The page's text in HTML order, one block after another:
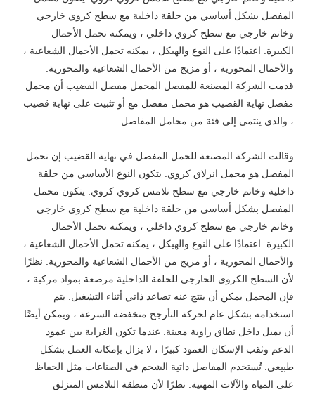
المفصل بشكل أساسي من حلقة داخلية مع سطح كروي خارجي
وخاتم خارجي مع سطح كروي داخلي ، ويمكنه تحمل الأحمال
الكبيرة. اعتمادًا على النوع والهيكل ، يمكنه تحمل الأحمال الشعاعية ،
والأحمال المحورية ، أو مزيج من الأحمال الشعاعية والمحورية.
قدمت الشركة المصنعة للمفصل المحمل مفصل القضيب أن محمل
مفصل نهاية القضيب هو محمل مفصل مع أو تثبيت على نهاية قضيب
، والذي ينتمي إلى فئة من محامل المفاصل.
وقالت الشركة المصنعة للحمل المفصل في نهاية القضيب إن تحمل
المفصل هو محمل انزلاق كروي. يتكون النوع الأساسي من حلقة
داخلية وخاتم خارجي مع سطح تلامس كروي كروي. يتكون محمل
المفصل بشكل أساسي من حلقة داخلية مع سطح كروي خارجي
وخاتم خارجي مع سطح كروي داخلي ، ويمكنه تحمل الأحمال
الكبيرة. اعتمادًا على النوع والهيكل ، يمكنه تحمل الأحمال الشعاعية ،
والأحمال المحورية ، أو مزيج من الأحمال الشعاعية والمحورية. نظرًا
لأن السطح الكروي الخارجي للحلقة الداخلية مرصعة بمواد مركبة ،
فإن المحمل يمكن أن ينتج عنه تصاعد ذاتي أثناء التشغيل. يتم
استخدامه بشكل عام لحركة التأرجح منخفضة السرعة ، ويمكن أيضًا
أن يميل داخل نطاق زاوية معينة. عندما تكون الغرابة بين عمود
الدعم وثقب الإسكان العمود كبيرًا ، لا يزال بإمكانه العمل بشكل
طبيعي. تُستخدم المفاصل ذاتية الشحم في الصناعات مثل الحفاظ
على المياه والآلات المهنية. نظرًا لأن منطقة التلامس المنزلق